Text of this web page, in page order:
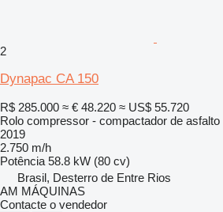
2
Dynapac CA 150
R$ 285.000 ≈ € 48.220 ≈ US$ 55.720
Rolo compressor - compactador de asfalto
2019
2.750 m/h
Potência 58.8 kW (80 cv)
Brasil, Desterro de Entre Rios
AM MÁQUINAS
Contacte o vendedor